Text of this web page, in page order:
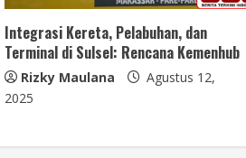
Integrasi Kereta, Pelabuhan, dan
Terminal di Sulsel: Rencana Kemenhub
Rizky Maulana
Agustus 12,
2025